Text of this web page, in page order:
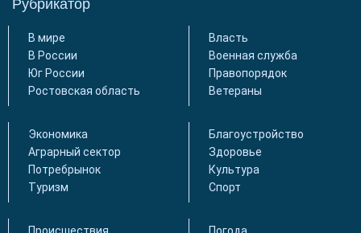
Рубрикатор
В мире
В России
Юг России
Ростовская область
Власть
Военная служба
Правопорядок
Ветераны
Экономика
Аграрный сектор
Потребрынок
Туризм
Благоустройство
Здоровье
Культура
Спорт